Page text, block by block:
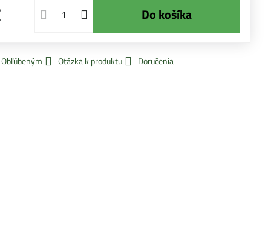
Do košíka
Otázka k produktu Doručenia